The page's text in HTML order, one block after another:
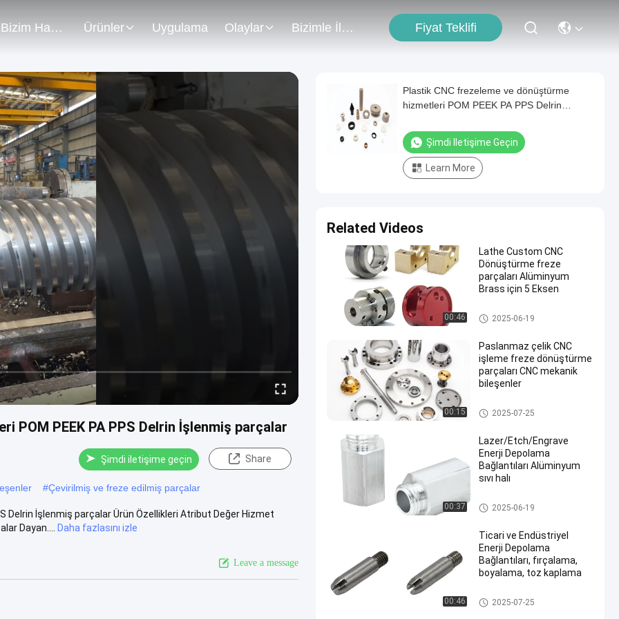
Bizim Hakkımızda Ürünler Uygulama Olaylar Bizimle İletişim Fiyat Teklifi
POM PEEK PA PPS Delrin İşlenmiş parçalar
Şimdi iletişime geçin Share
#Çevirilmiş ve freze edilmiş parçalar
Delrin İşlenmiş parçalar Ürün Özellikleri Atribut Değer Hizmet
Dayan....
Daha fazlasını izle
Leave a message
Plastik CNC frezeleme ve dönüştürme
hizmetleri POM PEEK PA PPS Delrin
Şimdi Iletişime Geçin
Learn More
Related Videos
00:46
Lathe Custom CNC
Dönüştürme freze
parçaları Alüminyum
Brass için 5 Eksen
CNC Torna Freze Parçaları
2025-06-19
00:15
Paslanmaz çelik CNC
işleme freze dönüştürme
parçaları CNC mekanik
bileşenler
CNC Torna Freze Parçaları
2025-07-25
00:37
Lazer/Etch/Engrave
Enerji Depolama
Bağlantıları Alüminyum
sıvı halı
Enerji Depolama Konnektörleri
2025-06-19
00:46
Ticari ve Endüstriyel
Enerji Depolama
Bağlantıları, fırçalama,
boyalama, toz kaplama
Enerji Depolama Konnektörleri
2025-07-25